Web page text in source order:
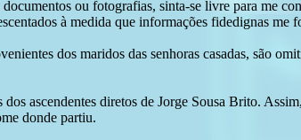
ou fotografias, sinta-se livre para me
à medida que informações fidedignas me
dos maridos das senhoras casadas, são
ascendentes diretos de Jorge Sousa Brito.
donde partiu.